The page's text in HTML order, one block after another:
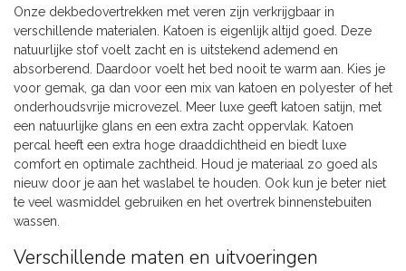
Onze dekbedovertrekken met veren zijn verkrijgbaar in
verschillende materialen. Katoen is eigenlijk altijd goed. Deze
natuurlijke stof voelt zacht en is uitstekend ademend en
absorberend. Daardoor voelt het bed nooit te warm aan. Kies je
voor gemak, ga dan voor een mix van katoen en polyester of het
onderhoudsvrije microvezel. Meer luxe geeft katoen satijn, met
een natuurlijke glans en een extra zacht oppervlak. Katoen
percal heeft een extra hoge draaddichtheid en biedt luxe
comfort en optimale zachtheid. Houd je materiaal zo goed als
nieuw door je aan het waslabel te houden. Ook kun je beter niet
te veel wasmiddel gebruiken en het overtrek binnenstebuiten
wassen.
Verschillende maten en uitvoeringen